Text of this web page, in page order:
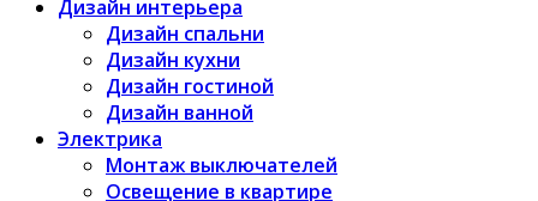
Дизайн интерьера
Дизайн спальни
Дизайн кухни
Дизайн гостиной
Дизайн ванной
Электрика
Монтаж выключателей
Освещение в квартире